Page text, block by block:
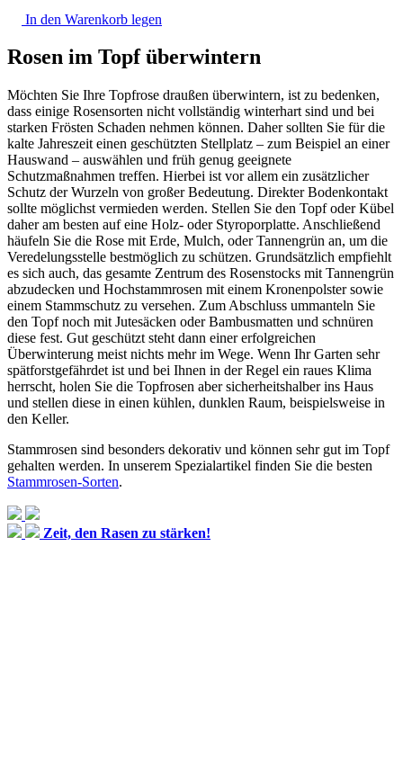
In den Warenkorb legen
Rosen im Topf überwintern
Möchten Sie Ihre Topfrose draußen überwintern, ist zu bedenken,
dass einige Rosensorten nicht vollständig winterhart sind und bei
starken Frösten Schaden nehmen können. Daher sollten Sie für die
kalte Jahreszeit einen geschützten Stellplatz – zum Beispiel an einer
Hauswand – auswählen und früh genug geeignete
Schutzmaßnahmen treffen. Hierbei ist vor allem ein zusätzlicher
Schutz der Wurzeln von großer Bedeutung. Direkter Bodenkontakt
sollte möglichst vermieden werden. Stellen Sie den Topf oder Kübel
daher am besten auf eine Holz- oder Styroporplatte. Anschließend
häufeln Sie die Rose mit Erde, Mulch, oder Tannengrün an, um die
Veredelungsstelle bestmöglich zu schützen. Grundsätzlich empfiehlt
es sich auch, das gesamte Zentrum des Rosenstocks mit Tannengrün
abzudecken und Hochstammrosen mit einem Kronenpolster sowie
einem Stammschutz zu versehen. Zum Abschluss ummanteln Sie
den Topf noch mit Jutesäcken oder Bambusmatten und schnüren
diese fest. Gut geschützt steht dann einer erfolgreichen
Überwinterung meist nichts mehr im Wege. Wenn Ihr Garten sehr
spätforstgefährdet ist und bei Ihnen in der Regel ein raues Klima
herrscht, holen Sie die Topfrosen aber sicherheitshalber ins Haus
und stellen diese in einen kühlen, dunklen Raum, beispielsweise in
den Keller.
Stammrosen sind besonders dekorativ und können sehr gut im Topf
gehalten werden. In unserem Spezialartikel finden Sie die besten
Stammrosen-Sorten.
Zeit, den Rasen zu stärken!